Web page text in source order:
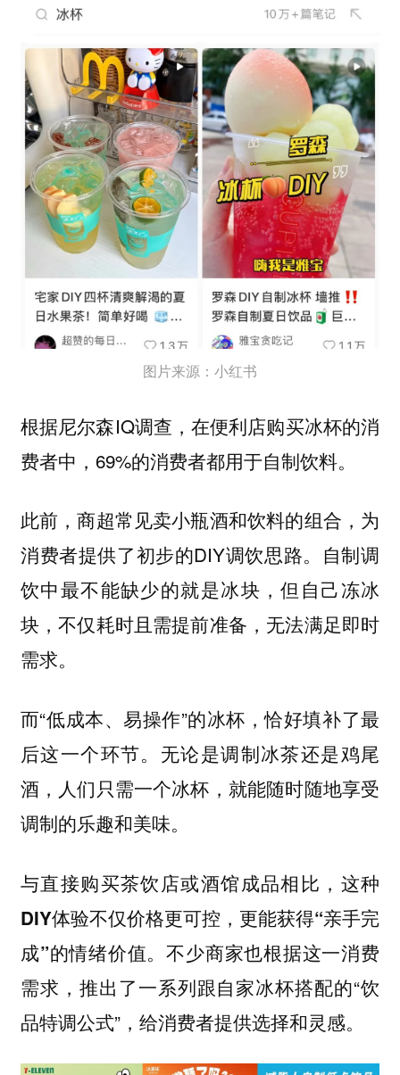
图片来源：小红书
根据尼尔森IQ调查，在便利店购买冰杯的消
费者中，69%的消费者都用于自制饮料。
此前，商超常见卖小瓶酒和饮料的组合，为
消费者提供了初步的DIY调饮思路。自制调
饮中最不能缺少的就是冰块，但自己冻冰
块，不仅耗时且需提前准备，无法满足即时
需求。
而“低成本、易操作”的冰杯，恰好填补了最
后这一个环节。无论是调制冰茶还是鸡尾
酒，人们只需一个冰杯，就能随时随地享受
调制的乐趣和美味。
与直接购买茶饮店或酒馆成品相比， 这种
DIY体验不仅价格更可控，更能获得“亲手完
成”的情绪价值。不少商家也根据这一消费
需求，推出了一系列跟自家冰杯搭配的“饮
品特调公式”，给消费者提供选择和灵感。